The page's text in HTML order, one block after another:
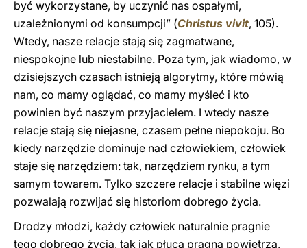
być wykorzystane, by uczynić nas ospałymi,
uzależnionymi od konsumpcji” (Christus vivit, 105).
Wtedy, nasze relacje stają się zagmatwane,
niespokojne lub niestabilne. Poza tym, jak wiadomo, w
dzisiejszych czasach istnieją algorytmy, które mówią
nam, co mamy oglądać, co mamy myśleć i kto
powinien być naszym przyjacielem. I wtedy nasze
relacje stają się niejasne, czasem pełne niepokoju. Bo
kiedy narzędzie dominuje nad człowiekiem, człowiek
staje się narzędziem: tak, narzędziem rynku, a tym
samym towarem. Tylko szczere relacje i stabilne więzi
pozwalają rozwijać się historiom dobrego życia.
Drodzy młodzi, każdy człowiek naturalnie pragnie
tego dobrego życia, tak jak płuca pragną powietrza,